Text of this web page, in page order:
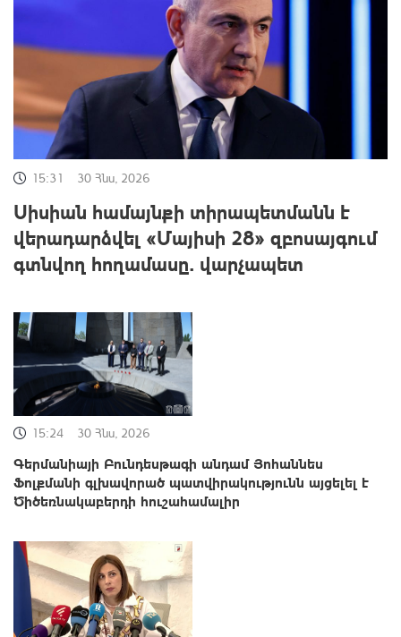
15:31 30 Հնս, 2026
Սիսիան համայնքի տիրապետմանն է
վերադարձվել «Մայիսի 28» զբոսայգում
գտնվող հողամասը. վարչապետ
15:24 30 Հնս, 2026
Գերմանիայի Բունդեսթագի անդամ Յոհաննես
Ֆոլքմանի գլխավորած պատվիրակությունն այցելել է
Ծիծեռնակաբերդի հուշահամալիր